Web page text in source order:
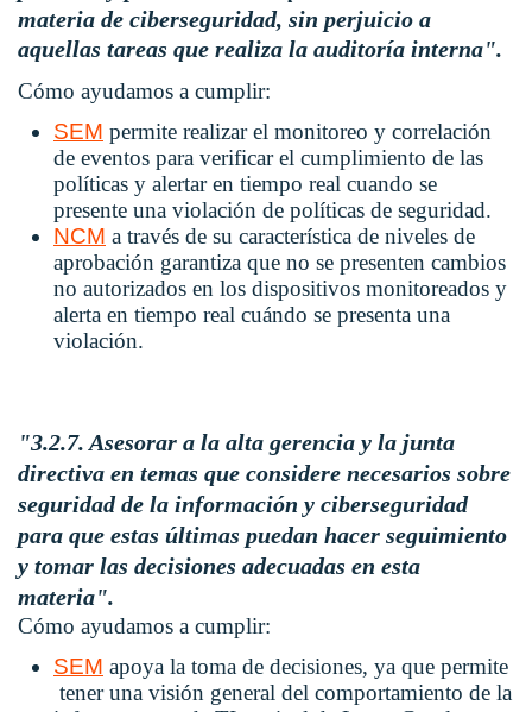
materia de ciberseguridad, sin perjuicio a
aquellas tareas que realiza la auditoría interna".
Cómo ayudamos a cumplir:
SEM permite realizar el monitoreo y correlación
de eventos para verificar el cumplimiento de las
políticas y alertar en tiempo real cuando se
presente una violación de políticas de seguridad.
NCM a través de su característica de niveles de
aprobación garantiza que no se presenten cambios
no autorizados en los dispositivos monitoreados y
alerta en tiempo real cuándo se presenta una
violación.
"3.2.7. Asesorar a la alta gerencia y la junta
directiva en temas que considere necesarios sobre
seguridad de la información y ciberseguridad
para que estas últimas puedan hacer seguimiento
y tomar las decisiones adecuadas en esta
materia".
Cómo ayudamos a cumplir:
SEM apoya la toma de decisiones, ya que permite
tener una visión general del comportamiento de la